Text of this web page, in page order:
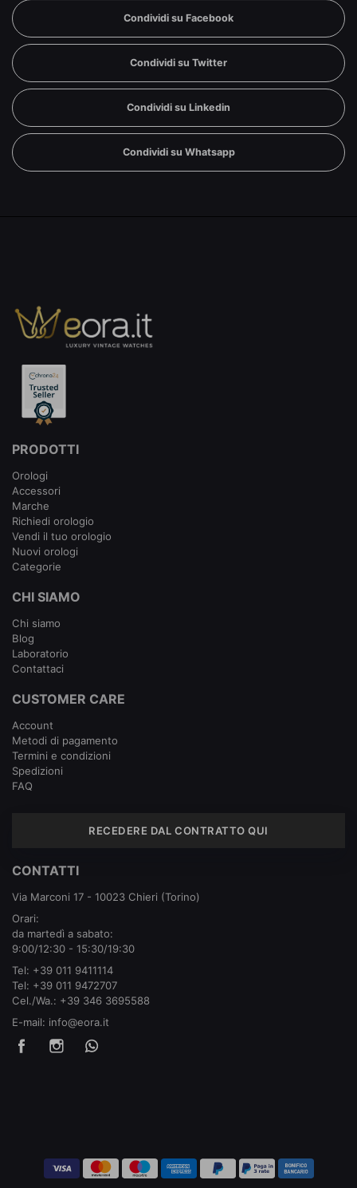
Condividi su Facebook
Condividi su Twitter
Condividi su Linkedin
Condividi su Whatsapp
PRODOTTI
Orologi
Accessori
Marche
Richiedi orologio
Vendi il tuo orologio
Nuovi orologi
Categorie
CHI SIAMO
Chi siamo
Blog
Laboratorio
Contattaci
CUSTOMER CARE
Account
Metodi di pagamento
Termini e condizioni
Spedizioni
FAQ
RECEDERE DAL CONTRATTO QUI
CONTATTI
Via Marconi 17 - 10023 Chieri (Torino)
Orari:
da martedì a sabato:
9:00/12:30 - 15:30/19:30
Tel: +39 011 9411114
Tel: +39 011 9472707
Cel./Wa.: +39 346 3695588
E-mail: info@eora.it